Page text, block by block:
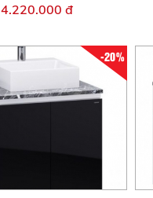
4.220.000 đ
-20%